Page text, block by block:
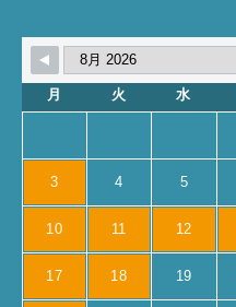
月 火 水
3 4 5
10 11 12
17 18 19